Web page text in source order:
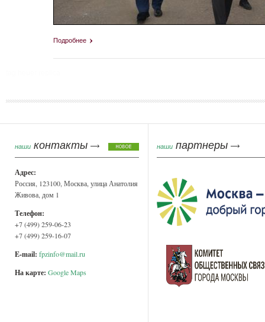
Подробнее
наши контакты
Адрес:
Россия, 123100, Москва, улица Анатолия
Живова, дом 1
Телефон:
+7 (499) 259-06-23
+7 (499) 259-16-07
E-mail: fpzinfo@mail.ru
На карте: Google Maps
наши партнеры